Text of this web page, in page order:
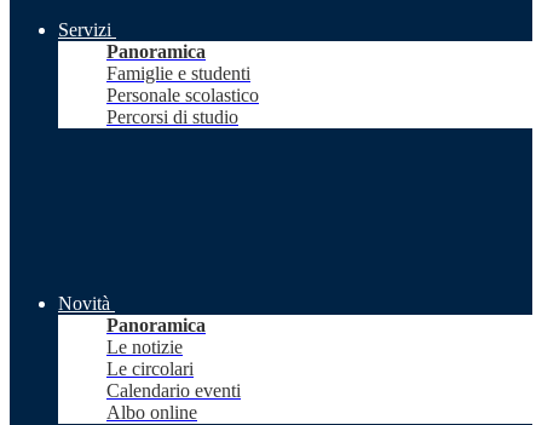
Servizi
Panoramica
Famiglie e studenti
Personale scolastico
Percorsi di studio
Novità
Panoramica
Le notizie
Le circolari
Calendario eventi
Albo online